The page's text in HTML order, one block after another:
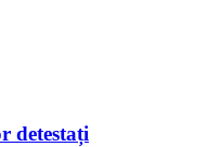
detestați